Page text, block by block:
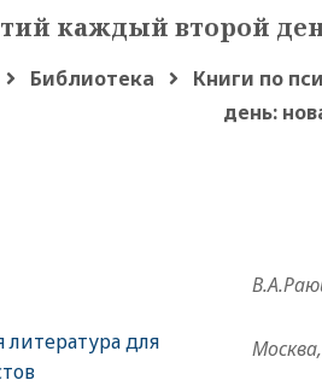
каждый второй
Библиотека Книги по
день:
литература для